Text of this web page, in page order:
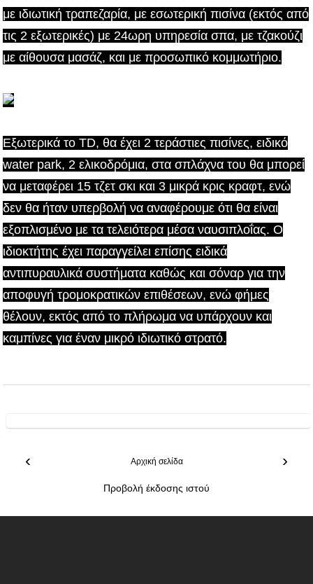
με ιδιωτική τραπεζαρία, με εσωτερική πισίνα (εκτός από
τις 2 εξωτερικές) με 24ωρη υπηρεσία σπα, με τζακούζι
με αίθουσα μασάζ, και με προσωπικό κομμωτήριο.
Εξωτερικά το TD, θα έχει 2 τεράστιες πισίνες, ειδικό
water park, 2 ελικοδρόμια, στα σπλάχνα του θα μπορεί
να μεταφέρει 15 τζετ σκι και 3 μικρά κρις κραφτ, ενώ
δεν θα ήταν υπερβολή να αναφέρουμε ότι θα είναι
εξοπλισμένο με τα τελειότερα μέσα ναυσιπλοΐας. Ο
ιδιοκτήτης έχει παραγγείλει επίσης ειδικά
αντιπυραυλικά συστήματα καθώς και σόναρ για την
αποφυγή τρομοκρατικών επιθέσεων, ενώ φήμες
θέλουν, εκτός από το πλήρωμα να υπάρχουν και
καμπίνες για έναν μικρό ιδιωτικό στρατό.
‹ ›
Αρχική σελίδα
Προβολή έκδοσης ιστού